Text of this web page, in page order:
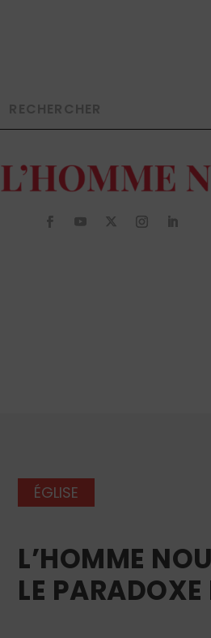
ÉGLISE
L’HOMME
LE